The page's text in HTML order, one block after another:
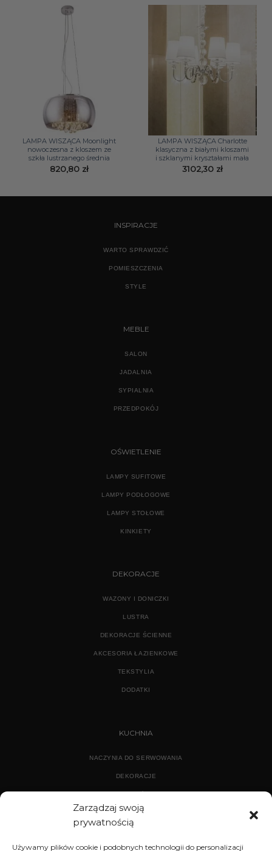
Zarządzaj swoją
prywatnością
Używamy plików cookie i podobnych technologii do personalizacji
LAMPA WISZĄCA Moonlight
nowoczesna z kloszem ze
szkła lustrzanego średnia
820,80 zł
LAMPA WISZĄCA Charlotte
klasyczna z białymi kloszami
i szklanymi kryształami mała
3102,30 zł
INSPIRACJE
WARTO SPRAWDZIĆ
POMIESZCZENIA
STYLE
MEBLE
SALON
JADALNIA
SYPIALNIA
PRZEDPOKÓJ
OŚWIETLENIE
LAMPY SUFITOWE
LAMPY PODŁOGOWE
LAMPY STOŁOWE
KINKIETY
DEKORACJE
WAZONY I DONICZKI
LUSTRA
DEKORACJE ŚCIENNE
AKCESORIA ŁAZIENKOWE
TEKSTYLIA
DODATKI
KUCHNIA
NACZYNIA DO SERWOWANIA
DEKORACJE